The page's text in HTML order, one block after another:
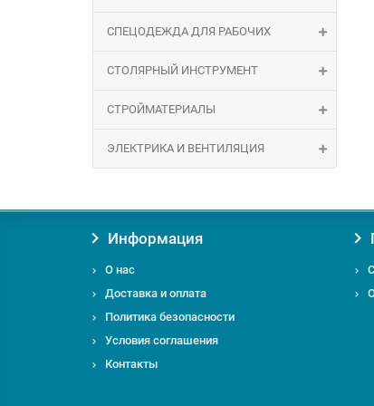
СПЕЦОДЕЖДА ДЛЯ РАБОЧИХ
СТОЛЯРНЫЙ ИНСТРУМЕНТ
СТРОЙМАТЕРИАЛЫ
ЭЛЕКТРИКА И ВЕНТИЛЯЦИЯ
Информация
О нас
Доставка и оплата
Политика безопасности
Условия соглашения
Контакты